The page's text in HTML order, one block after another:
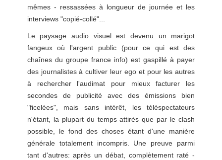
mêmes - ressassées à longueur de journée et les
interviews "copié-collé"...
Le paysage audio visuel est devenu un marigot
fangeux où l'argent public (pour ce qui est des
chaînes du groupe france info) est gaspillé à payer
des journalistes à cultiver leur ego et pour les autres
à rechercher l'audimat pour mieux facturer les
secondes de publicité avec des émissions bien
"ficelées", mais sans intérêt, les téléspectateurs
n'étant, la plupart du temps attirés que par le clash
possible, le fond des choses étant d'une manière
générale totalement incompris. Une preuve parmi
tant d'autres: après un débat, complètement raté -